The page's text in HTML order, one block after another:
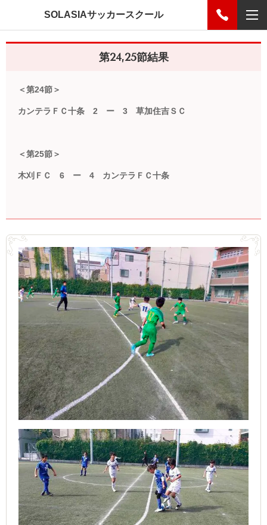
SOLASIAサッカースクール
第24,25節結果
＜第24節＞
カンテラＦＣ十条 2 ー 3 草加住吉ＳＣ
＜第25節＞
木刈ＦＣ 6 ー 4 カンテラＦＣ十条